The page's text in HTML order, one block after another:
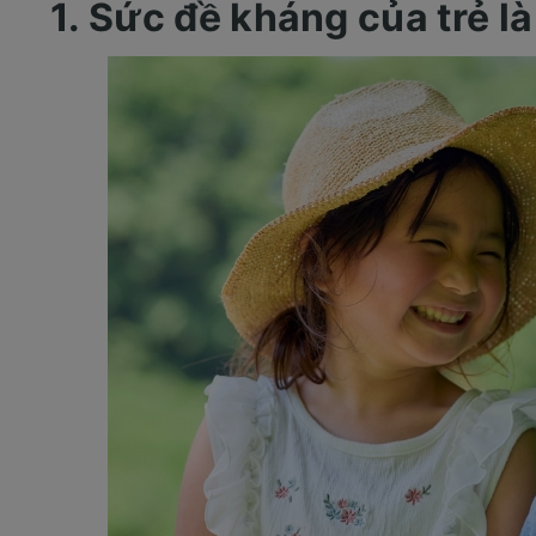
1. Sức đề kháng của trẻ